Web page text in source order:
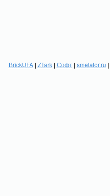
BrickUFA| ZTark| Софт| smetafor.ru |